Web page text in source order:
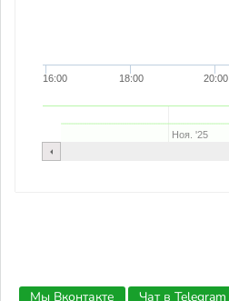
16:00 18:00 20:00
Ноя. '25
Мы Вконтакте Чат в Telegram